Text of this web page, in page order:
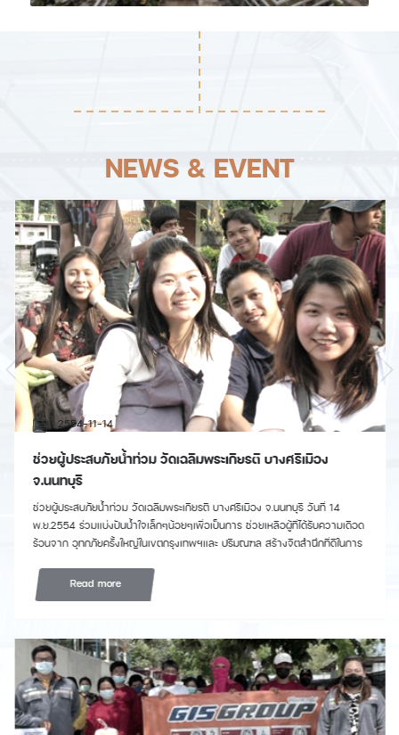
NEWS & EVENT
2554-11-14
ช่วยผู้ประสบภัยน้ำท่วม วัดเฉลิมพระเกียรติ บางศรีเมือง
จ.นนทบุรี
ช่วยผู้ประสบภัยน้ำท่วม วัดเฉลิมพระเกียรติ บางศรีเมือง จ.นนทบุรี วันที่ 14
พ.ย.2554 ร่วมแบ่งปันน้ำใจเล็กๆน้อยๆเพื่อเป็นการ ช่วยเหลือผู้ที่ได้รับความเดือด
ร้อนจาก อุทกภัยครั้งใหญ่ในเขตกรุงเทพฯและ ปริมณฑล สร้างจิตสำนึกที่ดีในการ
Read more
Previous Next